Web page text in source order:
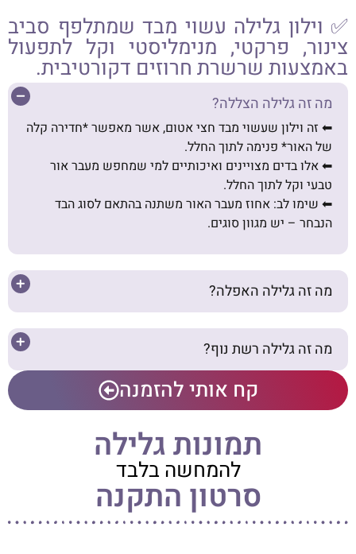
✅ וילון גלילה עשוי מבד שמתלפף סביב
צינור, פרקטי, מנימליסטי וקל לתפעול
באמצעות שרשרת חרוזים דקורטיבית.
מה זה גלילה הצללה?
⬅︎ זה וילון שעשוי מבד חצי אטום, אשר מאפשר *חדירה קלה
של האור* פנימה לתוך החלל.
⬅︎ אלו בדים מצויינים ואיכותיים למי שמחפש מעבר אור
טבעי וקל לתוך החלל.
⬅︎ שימו לב: אחוז מעבר האור משתנה בהתאם לסוג הבד
הנבחר – יש מגוון סוגים.
מה זה גלילה האפלה?
מה זה גלילה רשת נוף?
קח אותי להזמנה
תמונות גלילה
להמחשה בלבד
סרטון התקנה